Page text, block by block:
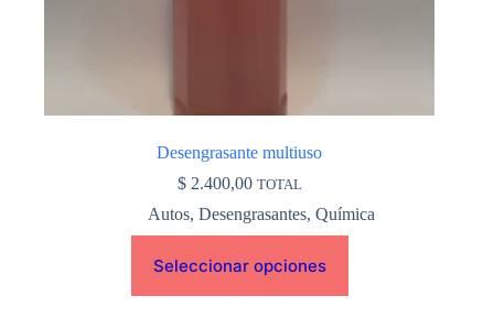
Desengrasante multiuso
$2.400,00 TOTAL
Autos,Desengrasantes,Química
Seleccionar opciones